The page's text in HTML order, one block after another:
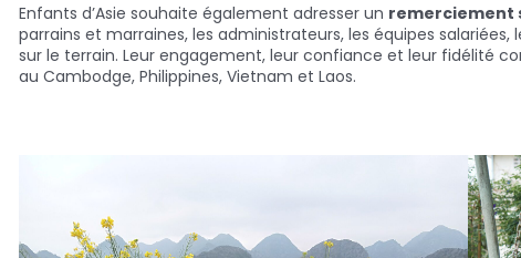
Enfants d’Asie souhaite également adresser un remerciement
parrains et marraines, les administrateurs, les équipes
sur le terrain. Leur engagement, leur confiance et leur fidélité
au Cambodge, Philippines, Vietnam et Laos.